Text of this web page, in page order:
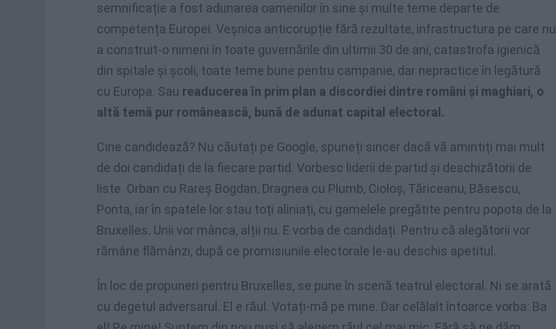
semnificație a fost adunarea oamenilor în sine și multe teme departe de
competența Europei. Veșnica anticorupție fără rezultate, infrastructura pe care nu
a construit-o nimeni în toate guvernările din ultimii 30 de ani, catastrofa igienică
din spitale și școli, toate teme bune pentru campanie, dar nepractice în legătură
cu Europa. Sau readucerea în prim plan a discordiei dintre români și maghiari, o
altă temă pur românească, bună de adunat capital electoral.
Cine candidează? Nu căutați pe Google, spuneți sincer dacă vă amintiți mai mult
de doi candidați de la fiecare partid. Vorbesc liderii de partid și deschizătorii de
liste. Orban cu Rareș Bogdan, Dragnea cu Plumb, Cioloș, Tăriceanu, Băsescu,
Ponta, iar în spatele lor stau toți aliniați, cu gamelele pregătite pentru popota de la
Bruxelles. Unii vor mânca, alții nu. E vorba de candidați. Pentru că alegătorii vor
rămâne flămânzi, după ce promisiunile electorale le-au deschis apetitul.
În loc de propuneri pentru Bruxelles, se pune în scenă teatrul electoral. Ni se arată
cu degetul adversarul. El e răul. Votați-mă pe mine. Dar celălalt întoarce vorba: Ba